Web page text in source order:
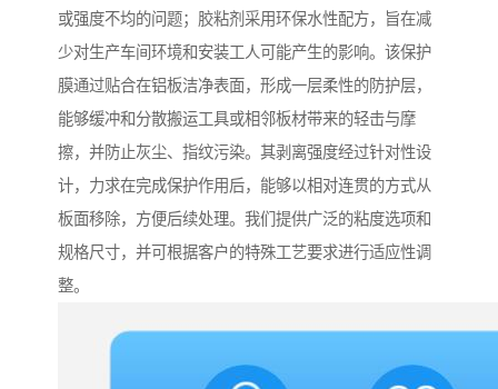
或强度不均的问题；胶粘剂采用环保水性配方，旨在减
少对生产车间环境和安装工人可能产生的影响。该保护
膜通过贴合在铝板洁净表面，形成一层柔性的防护层，
能够缓冲和分散搬运工具或相邻板材带来的轻击与摩
擦，并防止灰尘、指纹污染。其剥离强度经过针对性设
计，力求在完成保护作用后，能够以相对连贯的方式从
板面移除，方便后续处理。我们提供广泛的粘度选项和
规格尺寸，并可根据客户的特殊工艺要求进行适应性调
整。